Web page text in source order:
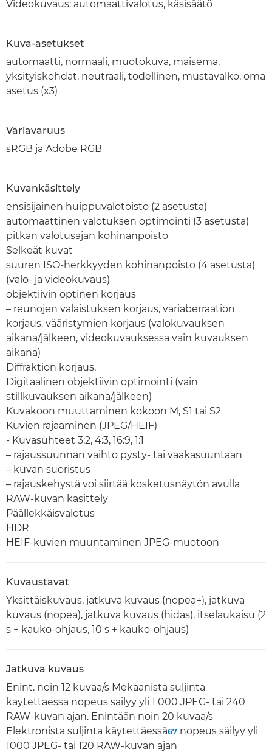
Videokuvaus: automaattivalotus, käsisäätö
Kuva-asetukset
automaatti, normaali, muotokuva, maisema,
yksityiskohdat, neutraali, todellinen, mustavalko, oma
asetus (x3)
Väriavaruus
sRGB ja Adobe RGB
Kuvankäsittely
ensisijainen huippuvalotoisto (2 asetusta)
automaattinen valotuksen optimointi (3 asetusta)
pitkän valotusajan kohinanpoisto
Selkeät kuvat
suuren ISO-herkkyyden kohinanpoisto (4 asetusta)
(valo- ja videokuvaus)
objektiivin optinen korjaus
– reunojen valaistuksen korjaus, väriaberraation
korjaus, vääristymien korjaus (valokuvauksen
aikana/jälkeen, videokuvauksessa vain kuvauksen
aikana)
Diffraktion korjaus,
Digitaalinen objektiivin optimointi (vain
stillkuvauksen aikana/jälkeen)
Kuvakoon muuttaminen kokoon M, S1 tai S2
Kuvien rajaaminen (JPEG/HEIF)
- Kuvasuhteet 3:2, 4:3, 16:9, 1:1
– rajaussuunnan vaihto pysty- tai vaakasuuntaan
– kuvan suoristus
– rajauskehystä voi siirtää kosketusnäytön avulla
RAW-kuvan käsittely
Päällekkäisvalotus
HDR
HEIF-kuvien muuntaminen JPEG-muotoon
Kuvaustavat
Yksittäiskuvaus, jatkuva kuvaus (nopea+), jatkuva
kuvaus (nopea), jatkuva kuvaus (hidas), itselaukaisu (2
s + kauko-ohjaus, 10 s + kauko-ohjaus)
Jatkuva kuvaus
Enint. noin 12 kuvaa/s Mekaanista suljinta
käytettäessä nopeus säilyy yli 1 000 JPEG- tai 240
RAW-kuvan ajan. Enintään noin 20 kuvaa/s
Elektronista suljinta käytettäessä67 nopeus säilyy yli
1000 JPEG- tai 120 RAW-kuvan ajan